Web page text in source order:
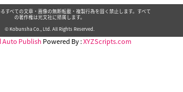
すべての文章・画像の無断転載・複製行為を固く禁止します。すべて
の著作権は光文社に帰属します。
© Kobunsha Co., Ltd. All Rights Reserved.
Auto Publish Powered By :XYZScripts.com